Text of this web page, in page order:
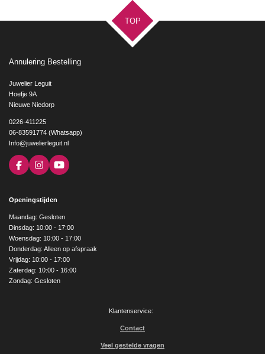
TOP
Annulering Bestelling
Juwelier Leguit
Hoefje 9A
Nieuwe Niedorp
0226-411225
06-83591774 (Whatsapp)
Info@juwelierleguit.nl
F
a
b
o
k
I
n
a
g
r
a
m
Y
o
e
Openingstijden
Maandag: Gesloten
Dinsdag: 10:00 - 17:00
Woensdag: 10:00 - 17:00
Donderdag: Alleen op afspraak
Vrijdag: 10:00 - 17:00
Zaterdag: 10:00 - 16:00
Zondag: Gesloten
Klantenservice:
Contact
Veel gestelde vragen